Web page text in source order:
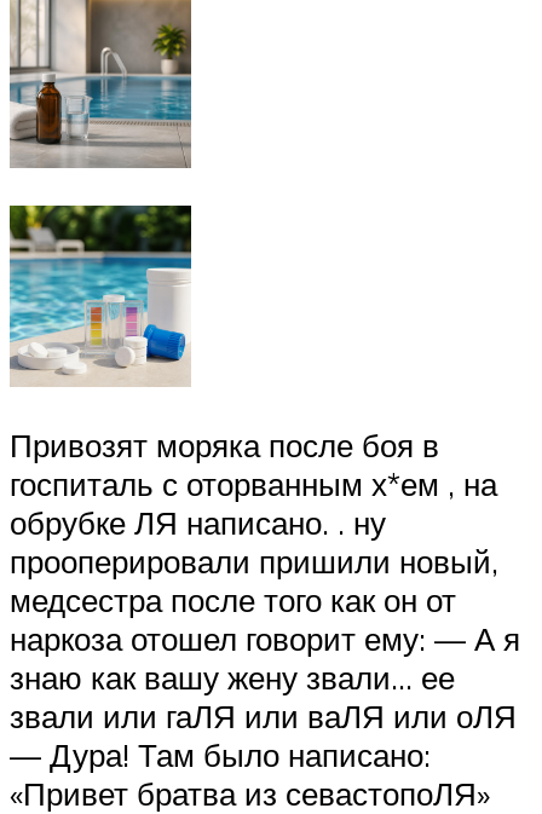
Привозят моряка после боя в
госпиталь с оторванным х*ем , на
обрубке ЛЯ написано. . ну
прооперировали пришили новый,
медсестра после того как он от
наркоза отошел говорит ему: — А я
знаю как вашу жену звали… ее
звали или гаЛЯ или ваЛЯ или оЛЯ
— Дура! Там было написано:
«Привет братва из севастопоЛЯ»